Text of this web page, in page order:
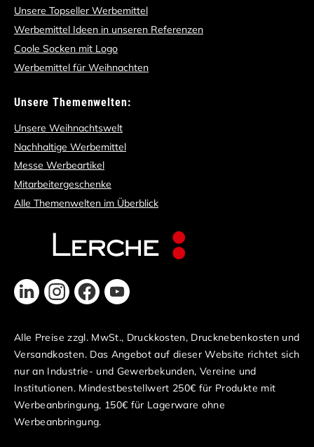
Unsere Topseller Werbemittel
Werbemittel Ideen in unseren Referenzen
Coole Socken mit Logo
Werbemittel für Weihnachten
Unsere Themenwelten:
Unsere Weihnachtswelt
Nachhaltige Werbemittel
Messe Werbeartikel
Mitarbeitergeschenke
Alle Themenwelten im Überblick
Alle Preise zzgl. MwSt., Druckkosten, Drucknebenkosten und
Versandkosten. Das Angebot auf dieser Website richtet sich
nur an Industrie- und Gewerbekunden, Vereine und
Institutionen. Mindestbestellwert 250€ für Produkte mit
Werbeanbringung, 150€ für Lagerware ohne
Werbeanbringung.